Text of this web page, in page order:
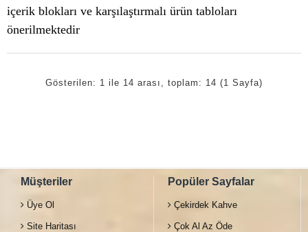
içerik blokları ve karşılaştırmalı ürün tabloları
önerilmektedir
Gösterilen: 1 ile 14 arası, toplam: 14 (1 Sayfa)
Müşteriler
Üye Ol
Site Haritası
Popüler Sayfalar
Çekirdek Kahve
Çok Al Az Öde